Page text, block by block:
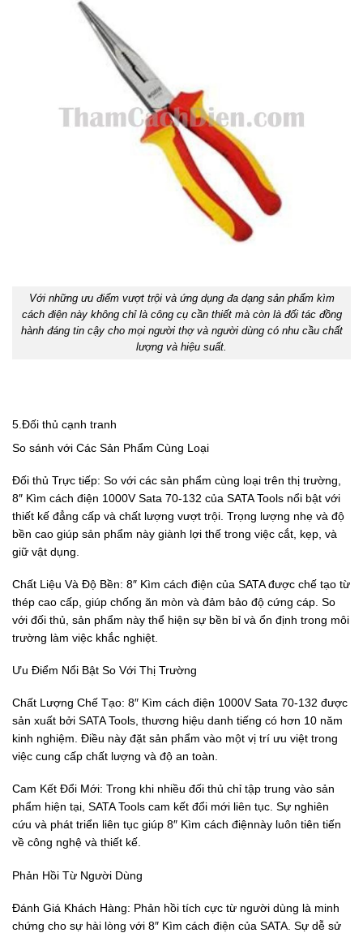
Với những ưu điểm vượt trội và ứng dụng đa dạng sản phẩm kìm
cách điện này không chỉ là công cụ cần thiết mà còn là đối tác đồng
hành đáng tin cậy cho mọi người thợ và người dùng có nhu cầu chất
lượng và hiệu suất.
5.Đối thủ cạnh tranh
So sánh với Các Sản Phẩm Cùng Loại
Đối thủ Trực tiếp: So với các sản phẩm cùng loại trên thị trường,
8″ Kìm cách điện 1000V Sata 70-132 của SATA Tools nổi bật với
thiết kế đẳng cấp và chất lượng vượt trội. Trọng lượng nhẹ và độ
bền cao giúp sản phẩm này giành lợi thế trong việc cắt, kẹp, và
giữ vật dụng.
Chất Liệu Và Độ Bền: 8″ Kìm cách điện của SATA được chế tạo từ
thép cao cấp, giúp chống ăn mòn và đảm bảo độ cứng cáp. So
với đối thủ, sản phẩm này thể hiện sự bền bỉ và ổn định trong môi
trường làm việc khắc nghiệt.
Ưu Điểm Nổi Bật So Với Thị Trường
Chất Lượng Chế Tạo: 8″ Kìm cách điện 1000V Sata 70-132 được
sản xuất bởi SATA Tools, thương hiệu danh tiếng có hơn 10 năm
kinh nghiệm. Điều này đặt sản phẩm vào một vị trí ưu việt trong
việc cung cấp chất lượng và độ an toàn.
Cam Kết Đổi Mới: Trong khi nhiều đối thủ chỉ tập trung vào sản
phẩm hiện tại, SATA Tools cam kết đổi mới liên tục. Sự nghiên
cứu và phát triển liên tục giúp 8″ Kìm cách điệnnày luôn tiên tiến
về công nghệ và thiết kế.
Phản Hồi Từ Người Dùng
Đánh Giá Khách Hàng: Phản hồi tích cực từ người dùng là minh
chứng cho sự hài lòng với 8″ Kìm cách điện của SATA. Sự dễ sử